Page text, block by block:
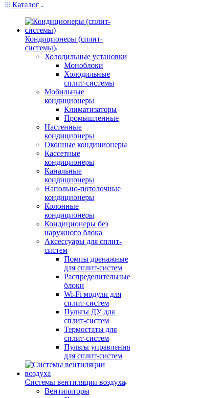
Каталог
Кондиционеры (сплит-
системы)
Холодильные установки
Моноблоки
Холодильные
сплит-системы
Мобильные
кондиционеры
Климатизаторы
Промышленные
Настенные
кондиционеры
Оконные кондиционеры
Кассетные
кондиционеры
Канальные
кондиционеры
Напольно-потолочные
кондиционеры
Колонные
кондиционеры
Кондиционеры без
наружного блока
Аксессуары для сплит-
систем
Помпы дренажные
для сплит-систем
Распределительные
блоки
Wi-Fi модули для
сплит-систем
Пульты ДУ для
сплит-систем
Термостаты для
сплит-систем
Пульты управления
для сплит-систем
Системы вентиляции воздуха
Вентиляторы